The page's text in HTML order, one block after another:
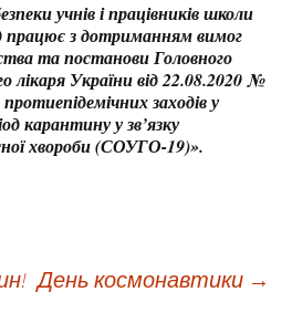
учнів і працівників школи
працює з дотриманням вимог
та постанови Головного
лікаря України від 22.08.2020 №
заходів у
карантину у зв’язку
хвороби (СОУГО-19)».
День космонавтики →